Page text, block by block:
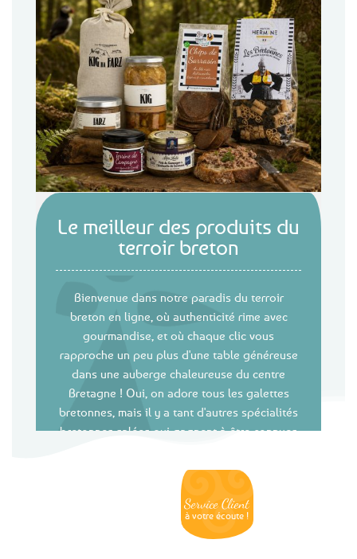
Le meilleur des produits du
terroir breton
Bienvenue dans notre paradis du terroir
breton en ligne, où authenticité rime avec
gourmandise, et où chaque clic vous
rapproche un peu plus d'une table généreuse
dans une auberge chaleureuse du centre
Bretagne ! Oui, on adore tous les galettes
bretonnes, mais il y a tant d'autres spécialités
bretonnes salées qui gagnent à être connues
Commençons notre escapade gourmande par
une valeur sûre : la charcuterie bretonne et ses
savoureuses rillettes. Que ce soit du porc
breton élevé en plein air, du poulet fermier ou
Service Client
à votre écoute !